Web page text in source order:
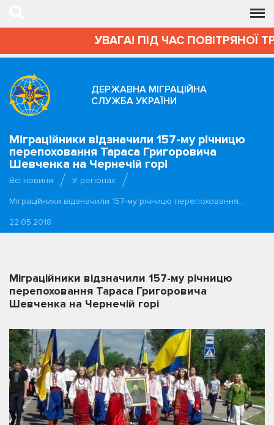
УВАГА! ПІД ЧАС ПОВІТРЯНОЇ
ДЕРЖАВНА МІГРАЦІЙНА
СЛУЖБА УКРАЇНИ
Міграційники відзначили 157-му річницю
перепоховання Тараса Григоровича
Шевченка на Чернечій горі
Всі новини
У регіонах
Міграційники відзначили 157-му річницю перепоховання…
22.05.2018
Міграційники відзначили 157-му річницю
перепоховання Тараса Григоровича
Шевченка на Чернечій горі